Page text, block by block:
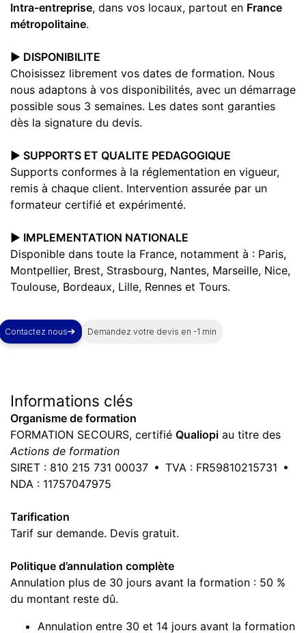
Intra-entreprise, dans vos locaux, partout en France
métropolitaine.
▶️ DISPONIBILITE
Choisissez librement vos dates de formation. Nous
nous adaptons à vos disponibilités, avec un démarrage
possible sous 3 semaines. Les dates sont garanties
dès la signature du devis.
▶️ SUPPORTS ET QUALITE PEDAGOGIQUE
Supports conformes à la réglementation en vigueur,
remis à chaque client. Intervention assurée par un
formateur certifié et expérimenté.
▶️ IMPLEMENTATION NATIONALE
Disponible dans toute la France, notamment à : Paris,
Montpellier, Brest, Strasbourg, Nantes, Marseille, Nice,
Toulouse, Bordeaux, Lille, Rennes et Tours.
Contactez nous Demandez votre devis en -1 min
Informations clés
Organisme de formation
FORMATION SECOURS, certifié Qualiopi au titre des
Actions de formation
SIRET : 810 215 731 00037 • TVA : FR59810215731 •
NDA : 11757047975
Tarification
Tarif sur demande. Devis gratuit.
Politique d’annulation complète
Annulation plus de 30 jours avant la formation : 50 %
du montant reste dû.
Annulation entre 30 et 14 jours avant la formation